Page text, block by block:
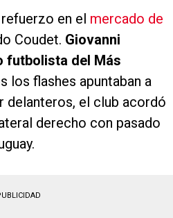
en el mercado de
Coudet. Giovanni
futbolista del Más
los flashes apuntaban a
delanteros, el club acordó
derecho con pasado